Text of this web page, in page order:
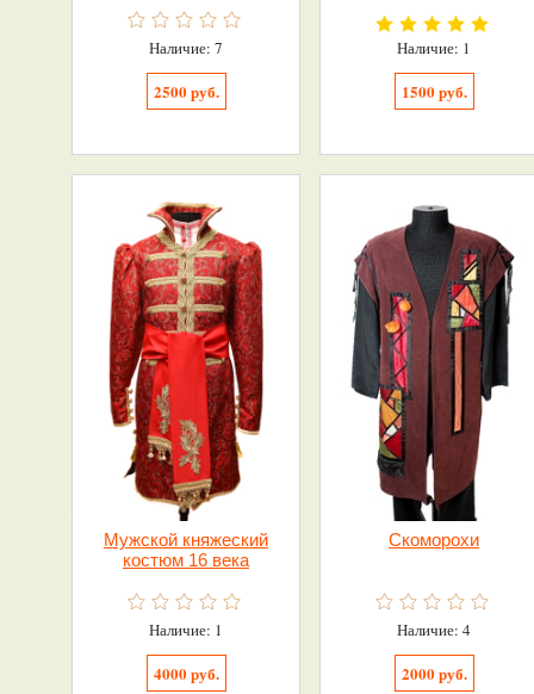
Наличие: 7
2500 руб.
Наличие: 1
1500 руб.
Мужской княжеский
костюм 16 века
Наличие: 1
4000 руб.
Скоморохи
Наличие: 4
2000 руб.